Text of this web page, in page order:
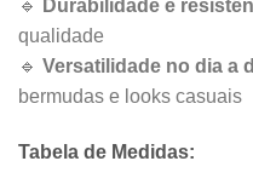
🔹
Durabilidade e
qualidade
🔹 Versatilidade no dia a
bermudas e looks casuais
Tabela de Medidas: